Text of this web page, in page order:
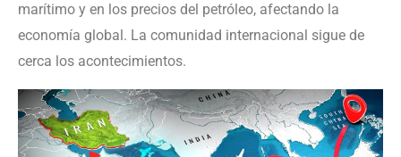
marítimo y en los precios del petróleo, afectando la
economía global. La comunidad internacional sigue de
cerca los acontecimientos.